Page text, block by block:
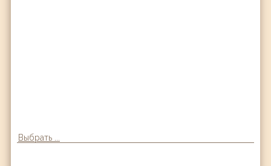
Выбрать ...